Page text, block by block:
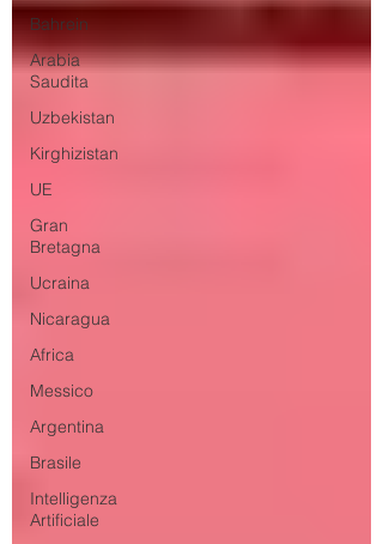
Bahrein
Arabia
Saudita
Uzbekistan
Kirghizistan
UE
Gran
Bretagna
Ucraina
Nicaragua
Africa
Messico
Argentina
Brasile
Intelligenza
Artificiale